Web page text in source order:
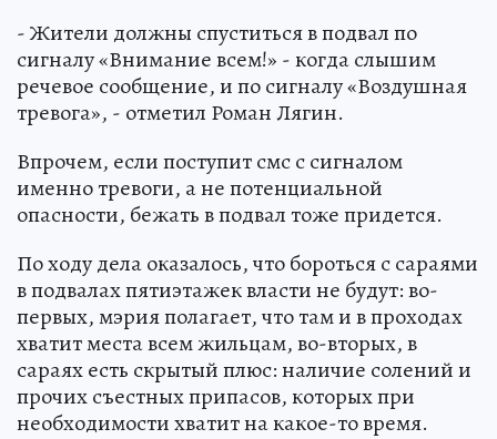
- Жители должны спуститься в подвал по
сигналу «Внимание всем!» - когда слышим
речевое сообщение, и по сигналу «Воздушная
тревога», - отметил Роман Лягин.
Впрочем, если поступит смс с сигналом
именно тревоги, а не потенциальной
опасности, бежать в подвал тоже придется.
По ходу дела оказалось, что бороться с сараями
в подвалах пятиэтажек власти не будут: во-
первых, мэрия полагает, что там и в проходах
хватит места всем жильцам, во-вторых, в
сараях есть скрытый плюс: наличие солений и
прочих съестных припасов, которых при
необходимости хватит на какое-то время.